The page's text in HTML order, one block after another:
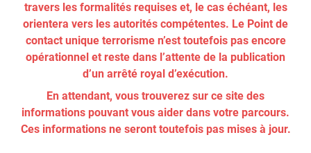
travers les formalités requises et, le cas échéant, les
orientera vers les autorités compétentes. Le Point de
contact unique terrorisme n’est toutefois pas encore
opérationnel et reste dans l’attente de la publication
d’un arrêté royal d’exécution.
En attendant, vous trouverez sur ce site des
informations pouvant vous aider dans votre parcours.
Ces informations ne seront toutefois pas mises à jour.